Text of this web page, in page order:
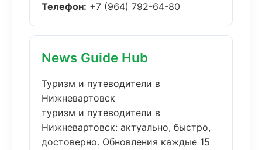
Телефон: +7 (964) 792-64-80
News Guide Hub
Туризм и путеводители в
Нижневартовск
туризм и путеводители в
Нижневартовск: актуально, быстро,
достоверно. Обновления каждые 15